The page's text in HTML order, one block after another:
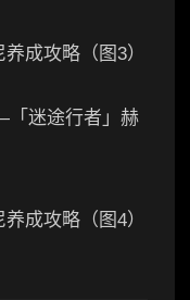
迷途行者」赫